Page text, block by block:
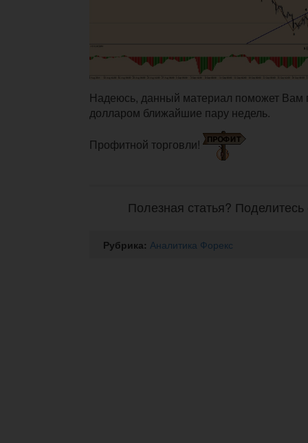
Надеюсь, данный материал поможет Вам
долларом ближайшие пару недель.
Профитной торговли!
Полезная статья?
Рубрика: Аналитика Форекс